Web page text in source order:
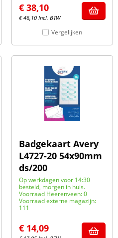
€ 38,10
€46,10 Incl. BTW
Vergelijken
Badgekaart Avery
L4727-20 54x90mm
ds/200
Op werkdagen voor 14:30
besteld, morgen in huis.
Voorraad Heerenveen: 0
Voorraad externe magazijn:
111
€ 14,09